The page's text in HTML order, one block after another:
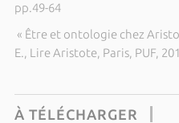
pp.49-64
« Être et ontologie chez
E., Lire Aristote, Paris, PUF,
À TÉLÉCHARGER